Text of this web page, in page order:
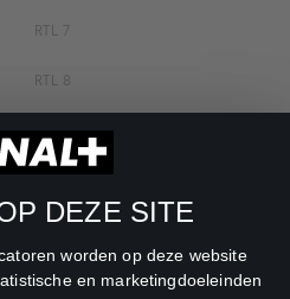
DEZE SITE
worden op deze website
en marketingdoeleinden
RTL 7
RTL 8
RTL Z
SBS6
Veronica